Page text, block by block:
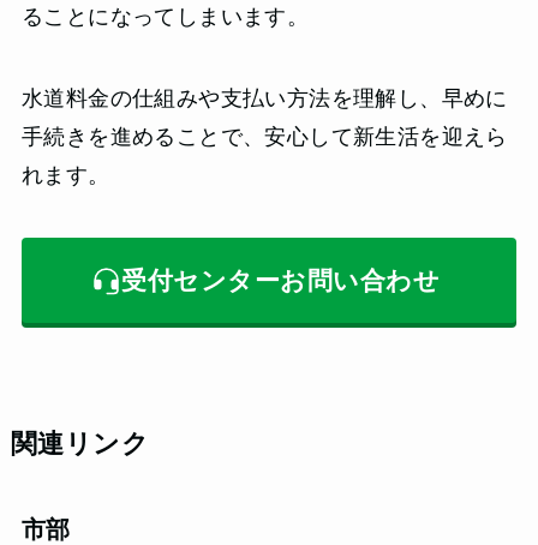
ることになってしまいます。
水道料金の仕組みや支払い方法を理解し、早めに
手続きを進めることで、安心して新生活を迎えら
れます。
受付センターお問い合わせ
関連リンク
市部